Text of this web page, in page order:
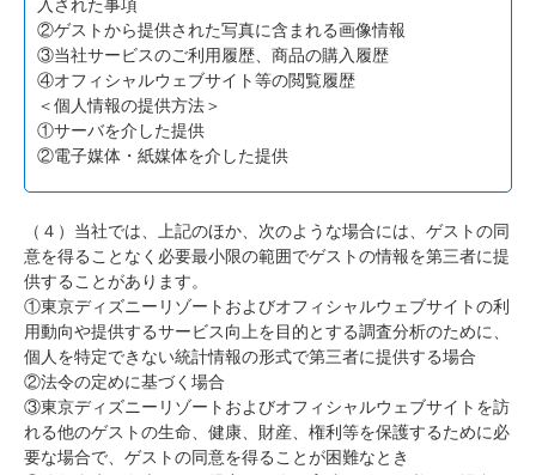
②ゲストから提供された写真に含まれる画像情報
③当社サービスのご利用履歴、商品の購入履歴
④オフィシャルウェブサイト等の閲覧履歴
＜個人情報の提供方法＞
①サーバを介した提供
②電子媒体・紙媒体を介した提供
（４）当社では、上記のほか、次のような場合には、ゲストの同
意を得ることなく必要最小限の範囲でゲストの情報を第三者に提
供することがあります。
①東京ディズニーリゾートおよびオフィシャルウェブサイトの利
用動向や提供するサービス向上を目的とする調査分析のために、
個人を特定できない統計情報の形式で第三者に提供する場合
②法令の定めに基づく場合
③東京ディズニーリゾートおよびオフィシャルウェブサイトを訪
れる他のゲストの生命、健康、財産、権利等を保護するために必
要な場合で、ゲストの同意を得ることが困難なとき